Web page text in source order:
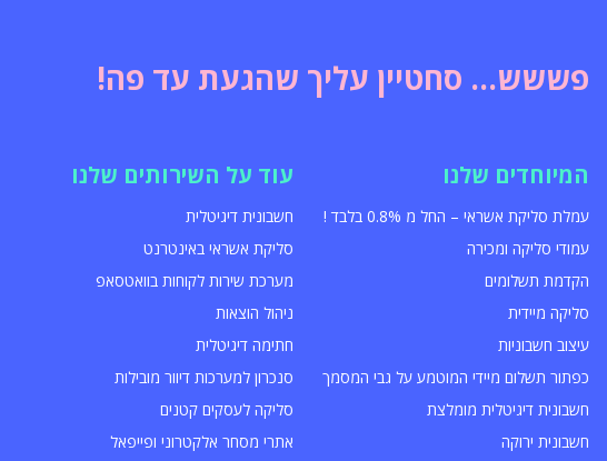
פששש... סחטיין עליך שהגעת עד פה!
המיוחדים שלנו
עמלת סליקת אשראי – החל מ 0.8% בלבד !
עמודי סליקה ומכירה
הקדמת תשלומים
סליקה מיידית
עיצוב חשבוניות
כפתור תשלום מיידי המוטמע על גבי המסמך
חשבונית דיגיטלית מומלצת
חשבונית ירוקה
עוד על השירותים שלנו
חשבונית דיגיטלית
סליקת אשראי באינטרנט
מערכת שירות לקוחות בוואטסאפ
ניהול הוצאות
חתימה דיגיטלית
סנכרון למערכות דיוור מובילות
סליקה לעסקים קטנים
אתרי מסחר אלקטרוני ופייפאל